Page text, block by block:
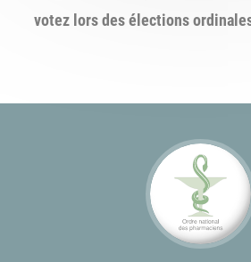
votez lors des élections